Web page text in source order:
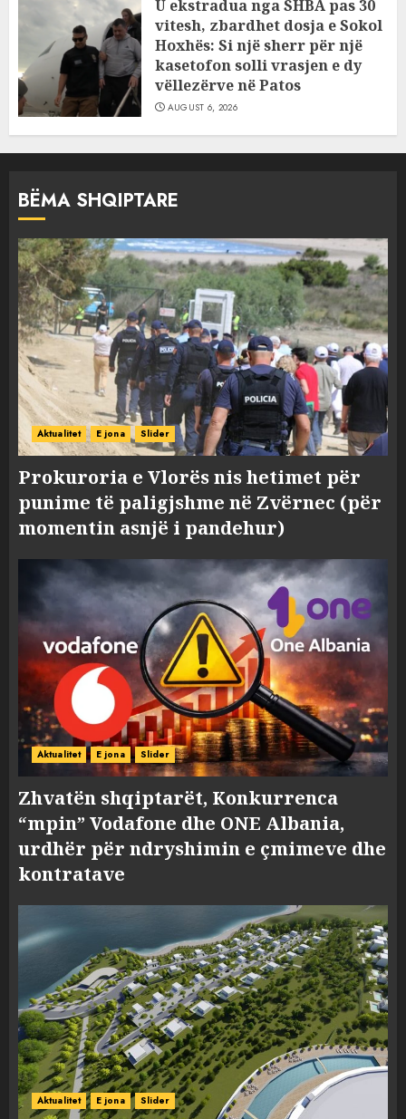
U ekstradua nga SHBA pas 30
vitesh, zbardhet dosja e Sokol
Hoxhës: Si një sherr për një
kasetofon solli vrasjen e dy
vëllezërve në Patos
AUGUST 6, 2026
BËMA SHQIPTARE
Aktualitet E jona Slider
Prokuroria e Vlorës nis hetimet për
punime të paligjshme në Zvërnec (për
momentin asnjë i pandehur)
Aktualitet E jona Slider
Zhvatën shqiptarët, Konkurrenca
“mpin” Vodafone dhe ONE Albania,
urdhër për ndryshimin e çmimeve dhe
kontratave
Aktualitet E jona Slider